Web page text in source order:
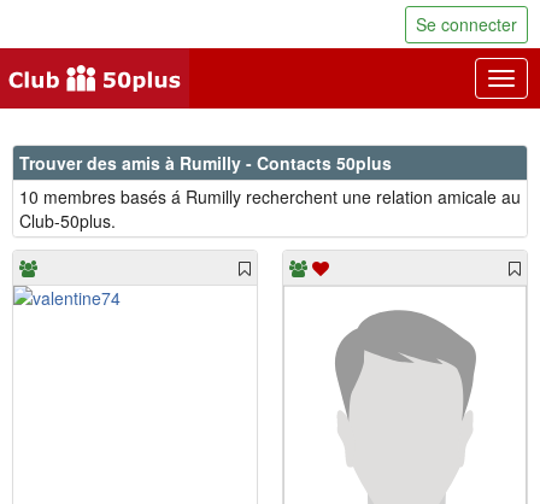
Se connecter
Trouver des amis à Rumilly - Contacts 50plus
10 membres basés á Rumilly recherchent une relation amicale au
Club-50plus.